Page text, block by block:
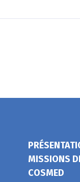
MISSIONS
COSMED